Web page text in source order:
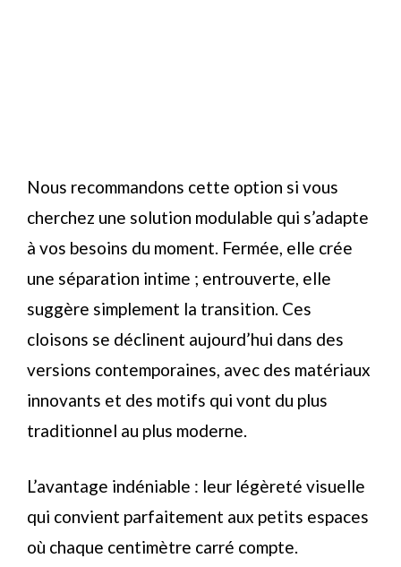
Nous recommandons cette option si vous
cherchez une solution modulable qui s’adapte
à vos besoins du moment. Fermée, elle crée
une séparation intime ; entrouverte, elle
suggère simplement la transition. Ces
cloisons se déclinent aujourd’hui dans des
versions contemporaines, avec des matériaux
innovants et des motifs qui vont du plus
traditionnel au plus moderne.
L’avantage indéniable : leur légèreté visuelle
qui convient parfaitement aux petits espaces
où chaque centimètre carré compte.